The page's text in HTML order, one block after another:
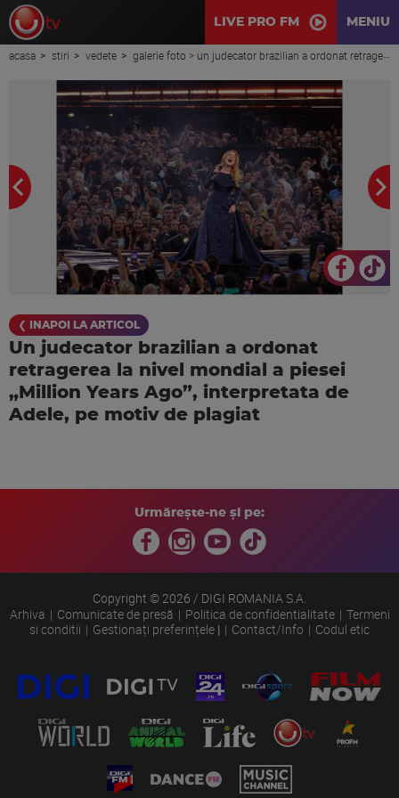
LIVE PRO FM MENIU
acasa stiri vedete galerie foto > un judecator brazilian a ordonat retragerea la nivel mondial a piesei „million years ago”, interpretata de adele, pe motiv de plagiat
❮ INAPOI LA ARTICOL
Un judecator brazilian a ordonat
retragerea la nivel mondial a piesei
„Million Years Ago”, interpretata de
Adele, pe motiv de plagiat
Urmărește-ne și pe:
Copyright © 2026 / DIGI ROMANIA S.A.
Arhiva
Comunicate de presă Politica de confidentialitate
Termeni
si conditii
Gestionați preferințele | Contact/Info Codul etic